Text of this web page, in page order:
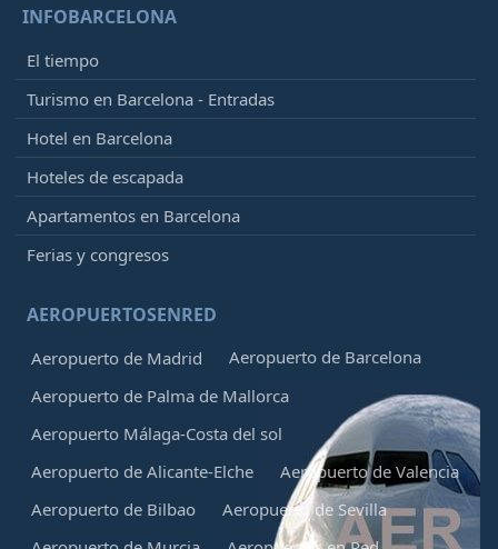
INFOBARCELONA
El tiempo
Turismo en Barcelona - Entradas
Hotel en Barcelona
Hoteles de escapada
Apartamentos en Barcelona
Ferias y congresos
AEROPUERTOSENRED
Aeropuerto de Madrid
Aeropuerto de Barcelona
Aeropuerto de Palma de Mallorca
Aeropuerto Málaga-Costa del sol
Aeropuerto de Alicante-Elche
Aeropuerto de Valencia
Aeropuerto de Bilbao
Aeropuerto de Sevilla